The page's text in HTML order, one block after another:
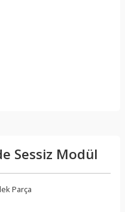
Sessiz Modül
Parça